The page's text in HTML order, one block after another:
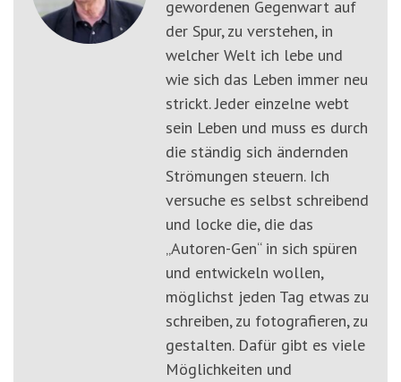
gewordenen Gegenwart auf
der Spur, zu verstehen, in
welcher Welt ich lebe und
wie sich das Leben immer neu
strickt. Jeder einzelne webt
sein Leben und muss es durch
die ständig sich ändernden
Strömungen steuern. Ich
versuche es selbst schreibend
und locke die, die das
„Autoren-Gen“ in sich spüren
und entwickeln wollen,
möglichst jeden Tag etwas zu
schreiben, zu fotografieren, zu
gestalten. Dafür gibt es viele
Möglichkeiten und